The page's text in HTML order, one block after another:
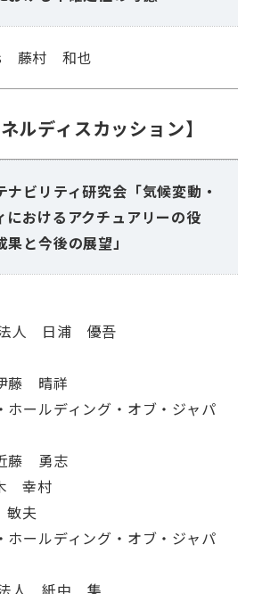
藤村 和也
ルディスカッション】
ビリティ研究会「気候変動・
におけるアクチュアリーの役
と今後の展望」
法人 日浦 優吾
藤 晴祥
ホールディング・オブ・ジャパ
藤 勇志
幸村
夫
ホールディング・オブ・ジャパ
法人 紙中 集